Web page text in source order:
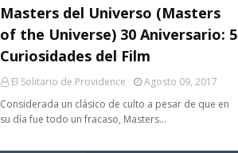
Masters del Universo (Masters
of the Universe) 30 Aniversario: 5
Curiosidades del Film
El Solitario de Providence
Agosto 09, 2017
Considerada un clásico de culto a pesar de que en
su día fue todo un fracaso, Masters…